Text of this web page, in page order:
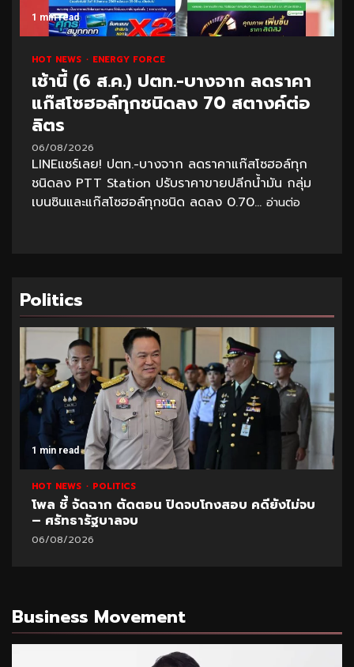
1 min read
HOT NEWS ENERGY FORCE
เช้านี้ (6 ส.ค.) ปตท.-บางจาก ลดราคา
แก๊สโซฮอล์ทุกชนิดลง 70 สตางค์ต่อ
ลิตร
06/08/2026
LINEแชร์เลย! ปตท.-บางจาก ลดราคาแก๊สโซฮอล์ทุก
ชนิดลง PTT Station ปรับราคาขายปลีกน้ำมัน กลุ่ม
เบนซินและแก๊สโซฮอล์ทุกชนิด ลดลง 0.70... อ่านต่อ
Politics
1 min read
HOT NEWS POLITICS
โพล ชี้ จัดฉาก ตัดตอน ปิดจบโกงสอบ คดียังไม่จบ
– ศรัทธารัฐบาลจบ
06/08/2026
Business Movement